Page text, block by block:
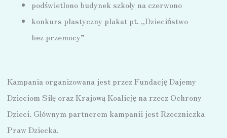
podświetlono budynek szkoły na czerwono
konkurs plastyczny plakat pt. „Dzieciństwo
bez przemocy”
Kampania organizowana jest przez Fundację Dajemy
Dzieciom Siłę oraz Krajową Koalicję na rzecz Ochrony
Dzieci. Głównym partnerem kampanii jest Rzeczniczka
Praw Dziecka.